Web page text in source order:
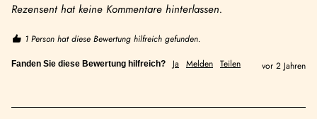
Rezensent hat keine Kommentare hinterlassen.
1 Person hat diese Bewertung hilfreich gefunden.
Fanden Sie diese Bewertung hilfreich? Ja Melden Teilen vor 2 Jahren